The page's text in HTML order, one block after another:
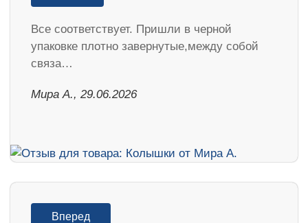
Все соответствует. Пришли в черной
упаковке плотно завернутые,между собой
связа…
Мира А., 29.06.2026
Вперед